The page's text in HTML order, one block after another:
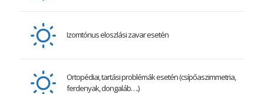
Izomtónus eloszlási zavar esetén
Ortopédiai, tartási problémák esetén (csípőaszimmetria,
ferdenyak, dongaláb….)